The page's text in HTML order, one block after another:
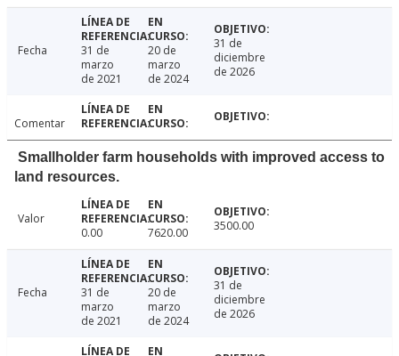
Fecha
31 de
marzo
de 2021
20 de
marzo
de 2024
31 de
diciembre
de 2026
Comentar
Smallholder farm households with improved access to
land resources.
Valor
0.00
7620.00 3500.00
Fecha
31 de
marzo
de 2021
20 de
marzo
de 2024
31 de
diciembre
de 2026